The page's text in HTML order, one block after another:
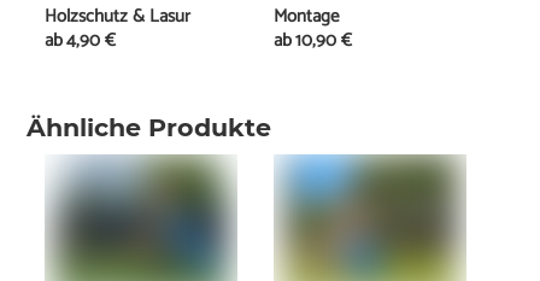
Ähnliche Produkte
Holzschutz & Lasur
ab4,90 €
Montage
ab10,90 €